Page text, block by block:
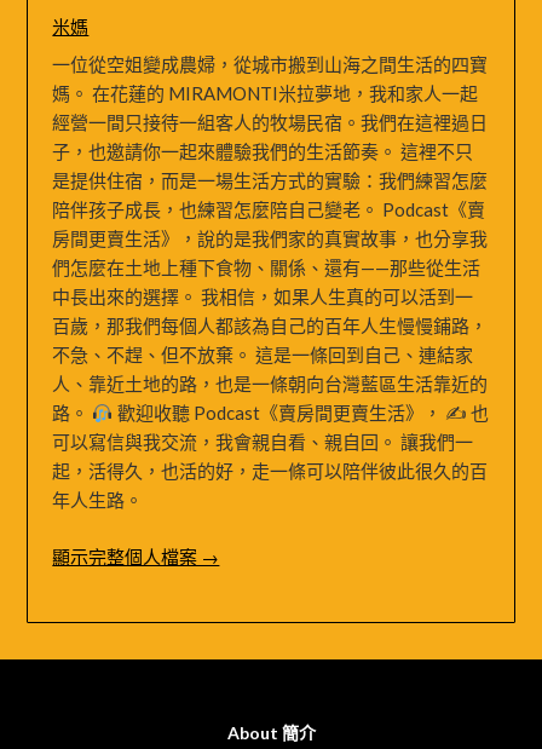
米媽
一位從空姐變成農婦，從城市搬到山海之間生活的四寶
媽。 在花蓮的 MIRAMONTI米拉夢地，我和家人一起
經營一間只接待一組客人的牧場民宿。我們在這裡過日
子，也邀請你一起來體驗我們的生活節奏。 這裡不只
是提供住宿，而是一場生活方式的實驗：我們練習怎麼
陪伴孩子成長，也練習怎麼陪自己變老。 Podcast《賣
房間更賣生活》，說的是我們家的真實故事，也分享我
們怎麼在土地上種下食物、關係、還有——那些從生活
中長出來的選擇。 我相信，如果人生真的可以活到一
百歲，那我們每個人都該為自己的百年人生慢慢鋪路，
不急、不趕、但不放棄。 這是一條回到自己、連結家
人、靠近土地的路，也是一條朝向台灣藍區生活靠近的
路。
歡迎收聽 Podcast《賣房間更賣生活》， ✍ 也
可以寫信與我交流，我會親自看、親自回。 讓我們一
起，活得久，也活的好，走一條可以陪伴彼此很久的百
年人生路。
顯示完整個人檔案 →
About 簡介